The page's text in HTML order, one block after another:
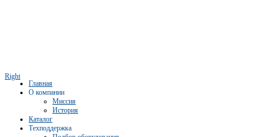
Right
Главная
О компании
Миссия
История
Каталог
Техподдержка